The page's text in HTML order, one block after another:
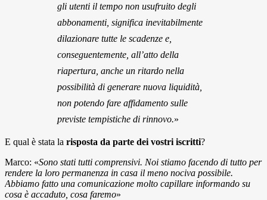
gli utenti il tempo non usufruito degli
abbonamenti, significa inevitabilmente
dilazionare tutte le scadenze e,
conseguentemente, all’atto della
riapertura, anche un ritardo nella
possibilità di generare nuova liquidità,
non potendo fare affidamento sulle
previste tempistiche di rinnovo.»
E qual è stata la risposta da parte dei vostri iscritti?
Marco: «Sono stati tutti comprensivi. Noi stiamo facendo di tutto per
rendere la loro permanenza in casa il meno nociva possibile.
Abbiamo fatto una comunicazione molto capillare informando su
cosa è accaduto, cosa faremo»